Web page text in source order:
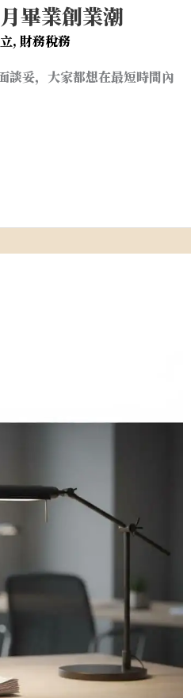
畢業創業潮
, 財務稅務
談妥，大家都想在最短時間內